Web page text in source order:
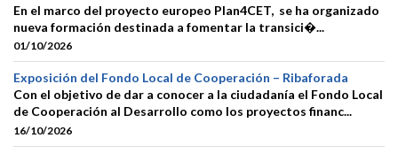
En el marco del proyecto europeo Plan4CET, se ha organizado
nueva formación destinada a fomentar la transici�...
01/10/2026
Exposición del Fondo Local de Cooperación – Ribaforada
Con el objetivo de dar a conocer a la ciudadanía el Fondo Local
de Cooperación al Desarrollo como los proyectos financ...
16/10/2026